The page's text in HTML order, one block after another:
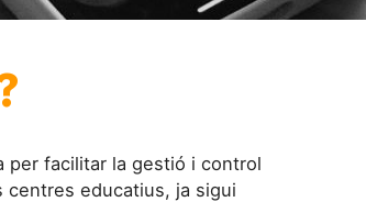
per facilitar la gestió i control
centres educatius, ja sigui